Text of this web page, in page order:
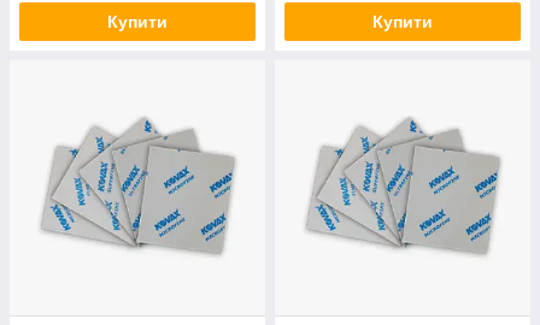
Купити Купити